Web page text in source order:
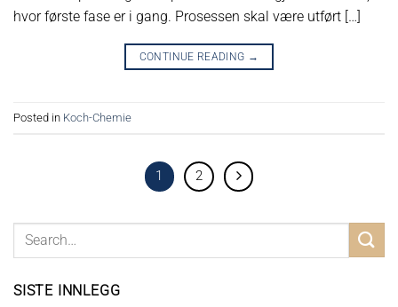
SISTE INNLEGG
hvor første fase er i gang. Prosessen skal være utført […]
CONTINUE READING →
Posted in Koch-Chemie
1 2